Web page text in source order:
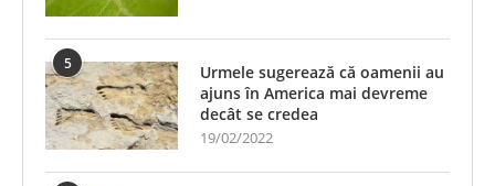
5
Urmele sugerează că oamenii au
ajuns în America mai devreme
decât se credea
19/02/2022